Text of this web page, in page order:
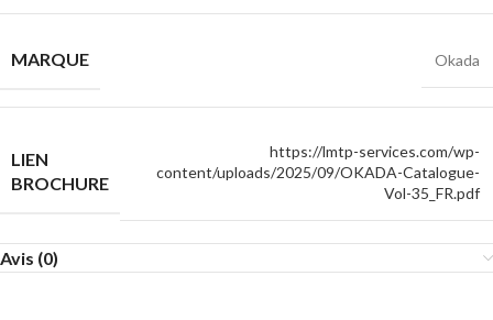
MARQUE Okada
LIEN
BROCHURE
https://lmtp-services.com/wp-
content/uploads/2025/09/OKADA-Catalogue-
Vol-35_FR.pdf
Avis (0)